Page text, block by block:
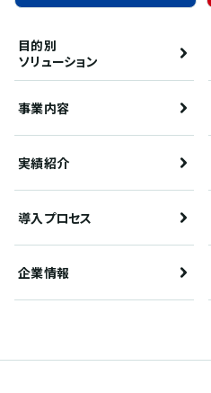
目的別
ソリューション
事業内容
実績紹介
導入プロセス
企業情報